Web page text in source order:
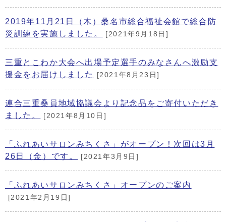
2019年11月21日（木）桑名市総合福祉会館で総合防
災訓練を実施しました。
[2021年9月18日]
三重とこわか大会へ出場予定選手のみなさんへ激励支
援金をお届けしました
[2021年8月23日]
連合三重桑員地域協議会より記念品をご寄付いただき
ました。
[2021年8月10日]
「ふれあいサロンみちくさ」がオープン！次回は3月
26日（金）です。
[2021年3月9日]
「ふれあいサロンみちくさ」オープンのご案内
[2021年2月19日]